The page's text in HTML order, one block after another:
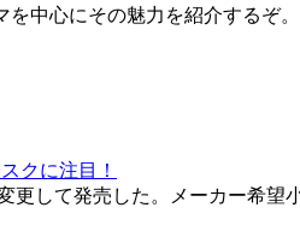
中心にその魅力を紹介するぞ。
クに注目！
更して発売した。メーカー希望